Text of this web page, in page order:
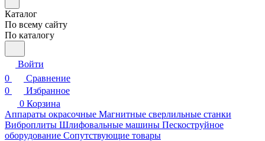
Каталог
По всему сайту
По каталогу
Войти
0
Сравнение
0
Избранное
0 Корзина
Аппараты окрасочные Магнитные сверлильные станки
Виброплиты Шлифовальные машины Пескоструйное
оборудование Сопутствующие товары